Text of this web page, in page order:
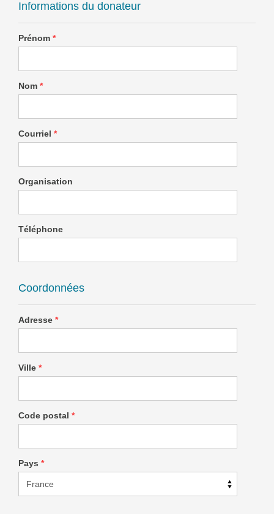
Informations du donateur
Prénom *
Nom *
Courriel *
Organisation
Téléphone
Coordonnées
Adresse *
Ville *
Code postal *
Pays *